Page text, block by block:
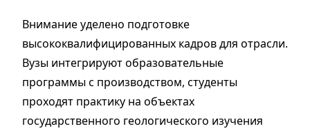
Внимание уделено подготовке
высококвалифицированных кадров для отрасли.
Вузы интегрируют образовательные
программы с производством, студенты
проходят практику на объектах
государственного геологического изучения